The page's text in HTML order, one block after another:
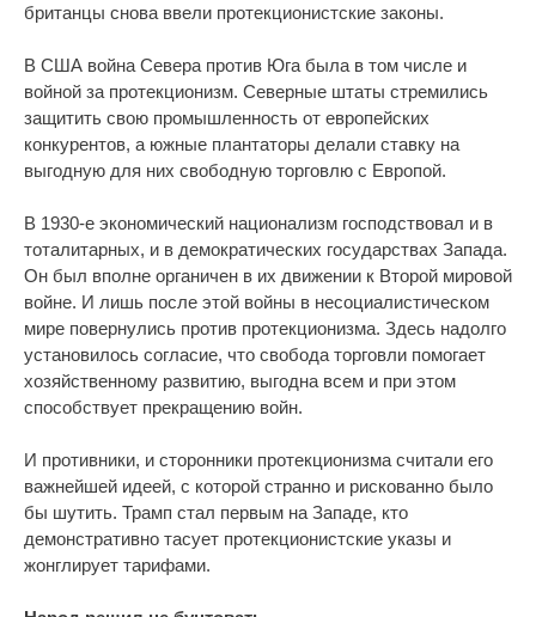
британцы снова ввели протекционистские законы.
В США война Севера против Юга была в том числе и
войной за протекционизм. Северные штаты стремились
защитить свою промышленность от европейских
конкурентов, а южные плантаторы делали ставку на
выгодную для них свободную торговлю с Европой.
В 1930-е экономический национализм господствовал и в
тоталитарных, и в демократических государствах Запада.
Он был вполне органичен в их движении к Второй мировой
войне. И лишь после этой войны в несоциалистическом
мире повернулись против протекционизма. Здесь надолго
установилось согласие, что свобода торговли помогает
хозяйственному развитию, выгодна всем и при этом
способствует прекращению войн.
И противники, и сторонники протекционизма считали его
важнейшей идеей, с которой странно и рискованно было
бы шутить. Трамп стал первым на Западе, кто
демонстративно тасует протекционистские указы и
жонглирует тарифами.